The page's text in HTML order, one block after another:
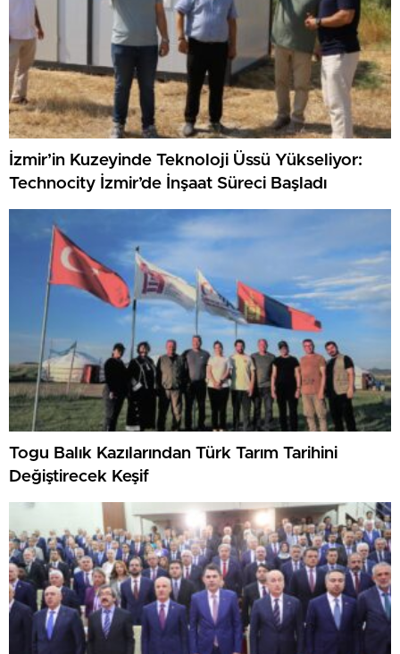
İzmir’in Kuzeyinde Teknoloji Üssü Yükseliyor:
Technocity İzmir’de İnşaat Süreci Başladı
Togu Balık Kazılarından Türk Tarım Tarihini
Değiştirecek Keşif